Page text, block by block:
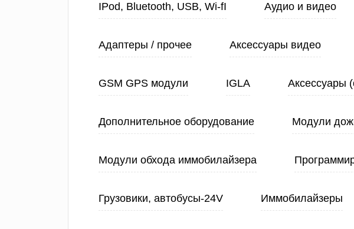
IPod, Bluetooth, USB, Wi-fI Аудио и видео
Адаптеры / прочее Аксессуары видео
GSM GPS модули IGLA Аксессуары
Дополнительное оборудование Модули
Модули обхода иммобилайзера
Грузовики, автобусы-24V Иммобилайзеры